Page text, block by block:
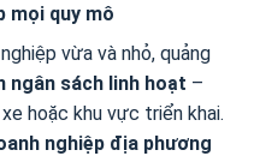
mọi quy mô
vừa và nhỏ, quảng
ngân sách linh hoạt –
hoặc khu vực triển khai.
nghiệp địa phương